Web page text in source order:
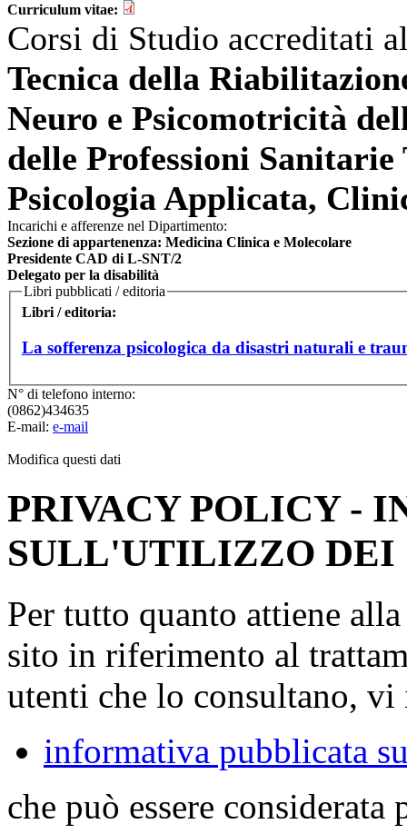
Curriculum vitae:
Corsi di Studio accreditati
Tecnica della
Neuro e Psicomotricità
delle Professioni
Psicologia Applicata,
Incarichi e afferenze nel Dipartimento:
Sezione di appartenenza: Medicina Clinica e Molecolare
Presidente CAD di L-SNT/2
Delegato per la disabilità
Libri pubblicati / editoria
Libri / editoria:
La sofferenza psicologica da disastri naturali e
N° di telefono interno:
(0862)434635
E-mail: e-mail
Modifica questi dati
PRIVACY POLICY -
SULL'UTILIZZO DEI
Per tutto quanto attiene
sito in riferimento al
utenti che lo consultano,
informativa pubblicata
che può essere